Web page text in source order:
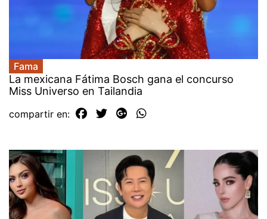
Fama
La mexicana Fátima Bosch gana el concurso
Miss Universo en Tailandia
compartir en: